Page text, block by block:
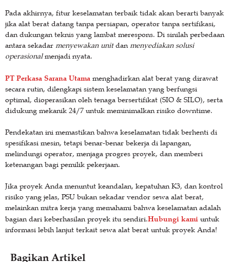
Pada akhirnya, fitur keselamatan terbaik tidak akan berarti banyak
jika alat berat datang tanpa persiapan, operator tanpa sertifikasi,
dan dukungan teknis yang lambat merespons. Di sinilah perbedaan
antara sekadar menyewakan unitdanmenyediakan solusi
operasionalmenjadi nyata.
PT Perkasa Sarana Utama menghadirkan alat berat yang dirawat
secara rutin, dilengkapi sistem keselamatan yang berfungsi
optimal, dioperasikan oleh tenaga bersertifikat (SIO & SILO), serta
didukung mekanik 24/7 untuk meminimalkan risiko downtime.
Pendekatan ini memastikan bahwa keselamatan tidak berhenti di
spesifikasi mesin, tetapi benar-benar bekerja di lapangan,
melindungi operator, menjaga progres proyek, dan memberi
ketenangan bagi pemilik pekerjaan.
Jika proyek Anda menuntut keandalan, kepatuhan K3, dan kontrol
risiko yang jelas, PSU bukan sekadar vendor sewa alat berat,
melainkan mitra kerja yang memahami bahwa keselamatan adalah
bagian dari keberhasilan proyek itu sendiri.Hubungi kami untuk
informasi lebih lanjut terkait sewa alat berat untuk proyek Anda!
Bagikan Artikel